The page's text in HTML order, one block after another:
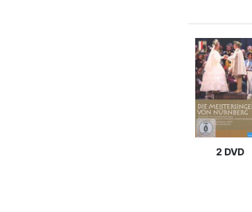
2 DVD